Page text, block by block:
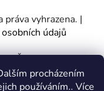
procházením
používáním.. Více
práva vyhrazena. |
údajů
IČ: 27467317, se
Praha 1 – Nové